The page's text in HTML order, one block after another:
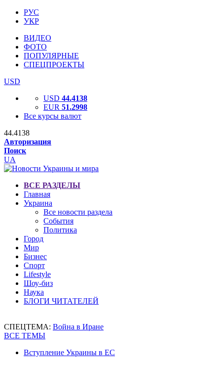
РУС
УКР
ВИДЕО
ФОТО
ПОПУЛЯРНЫЕ
СПЕЦПРОЕКТЫ
USD
USD 44.4138
EUR 51.2998
Все курсы валют
44.4138
Авторизация
Поиск
UA
ВСЕ РАЗДЕЛЫ
Главная
Украина
Все новости раздела
События
Политика
Город
Мир
Бизнес
Спорт
Lifestyle
Шоу-биз
Наука
БЛОГИ ЧИТАТЕЛЕЙ
СПЕЦТЕМА: Война в Иране
ВСЕ ТЕМЫ
Вступление Украины в ЕС